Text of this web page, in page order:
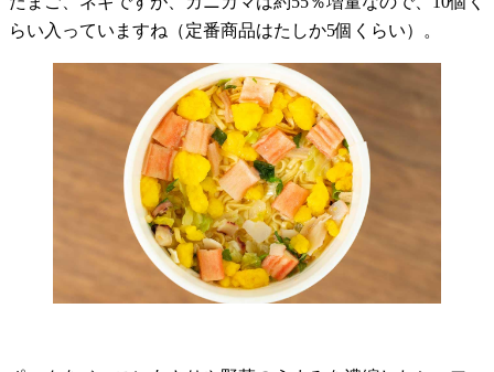
らい入っていますね（定番商品はたしか5個くらい）。